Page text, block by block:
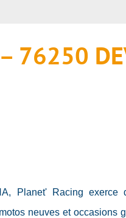
76250
Planet' Racing
neuves et